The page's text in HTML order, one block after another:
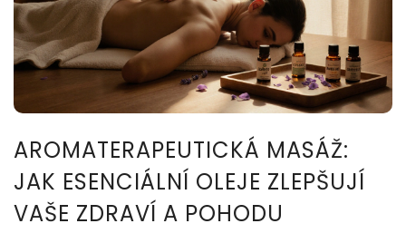
AROMATERAPEUTICKÁ MASÁŽ:
JAK ESENCIÁLNÍ OLEJE ZLEPŠUJÍ
VAŠE ZDRAVÍ A POHODU